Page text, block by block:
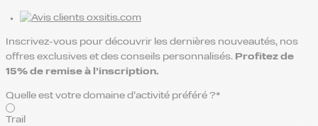
Inscrivez-vous pour découvrir les dernières nouveautés, nos
offres exclusives et des conseils personnalisés. Profitez de
15% de remise à l’inscription.
Quelle est votre domaine d’activité préféré ?*
Trail